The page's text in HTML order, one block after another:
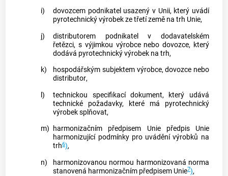
i)
dovozcem podnikatel usazený v Unii, který uvádí
pyrotechnický výrobekze třetí země na trh Unie,
j)
distributorem podnikatel v dodavatelském
řetězci, s výjimkou výrobcenebodovozce, který
dodává pyrotechnický výrobek na trh,
k)
hospodářským subjektem výrobce,dovozce nebo
distributor,
l)
technickou specifikacídokument, který udává
technické požadavky, které má pyrotechnický
výrobeksplňovat,
m) harmonizačním předpisem Uniepředpis Unie
harmonizující podmínky pro uvádění výrobků na
trh6),
n)
harmonizovanou normou harmonizovaná norma
stanovená harmonizačním předpisem Unie7),